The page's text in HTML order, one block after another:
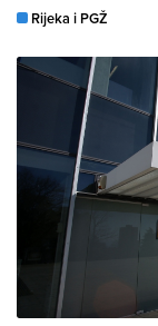
Rijeka i PGŽ